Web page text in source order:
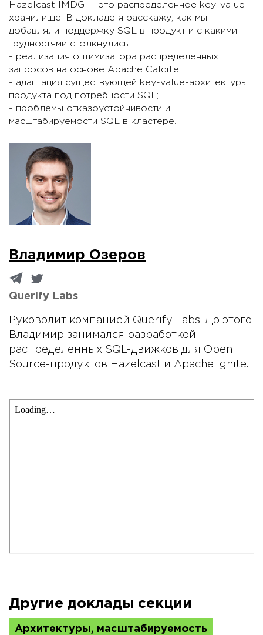
Hazelcast IMDG — это распределенное key-value-
хранилище. В докладе я расскажу, как мы
добавляли поддержку SQL в продукт и с какими
трудностями столкнулись:
- реализация оптимизатора распределенных
запросов на основе Apache Calcite;
- адаптация существующей key-value-архитектуры
продукта под потребности SQL;
- проблемы отказоустойчивости и
масштабируемости SQL в кластере.
Владимир Озеров
Querify Labs
Руководит компанией Querify Labs. До этого
Владимир занимался разработкой
распределенных SQL-движков для Open
Source-продуктов Hazelcast и Apache Ignite.
Другие доклады секции
Архитектуры, масштабируемость